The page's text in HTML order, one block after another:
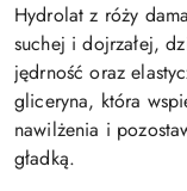
Hydrolat z róży
suchej i dojrzałej,
jędrność oraz
gliceryna, która
nawilżenia i
gładką.